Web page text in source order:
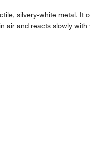
silvery-white metal.
air and reacts slowly with